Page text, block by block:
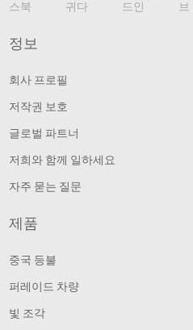
정보
회사 프로필
저작권 보호
글로벌 파트너
저희와 함께 일하세요
자주 묻는 질문
제품
중국 등불
퍼레이드 차량
빛 조각